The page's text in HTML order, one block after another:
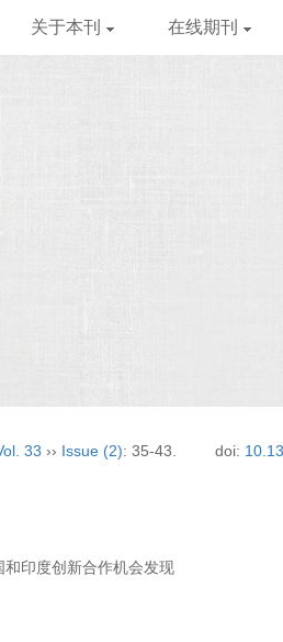
关于本刊 在线期刊
33 ›› Issue (2): 35-43. doi:
印度创新合作机会发现